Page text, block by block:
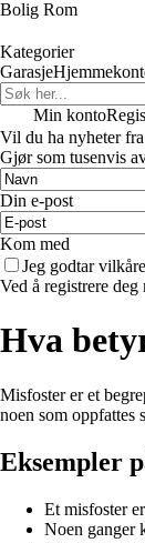
Bolig Rom
Kategorier
Garasje
Min konto
Vil du ha nyheter
Gjør som tusenvis
Din e-post
Kom med
Jeg godtar
Ved å registrere
Hva
Misfoster er et
noen som oppfattes
Eksempler
Et misfoster
Noen ganger